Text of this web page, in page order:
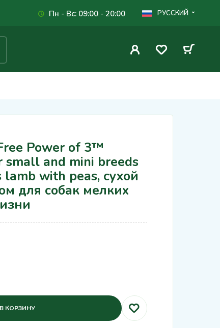
Пн - Вс: 09:00 - 20:00 РУССКИЙ
Power of 3™
and mini breeds
with peas, сухой
для собак мелких
КОРЗИНУ